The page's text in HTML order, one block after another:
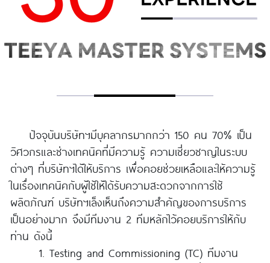
ปัจจุบันบริษัทฯมีบุคลากรมากกว่า 150 คน 70% เป็น
วิศวกรและช่างเทคนิคที่มีความรู้ ความเชี่ยวชาญในระบบ
ต่างๆ ที่บริษัทฯได้ให้บริการ เพื่อคอยช่วยเหลือและให้ความรู้
ในเรื่องเทคนิคกับผู้ใช้ให้ได้รับความสะดวกจากการใช้
ผลิตภัณฑ์ บริษัทฯเล็งเห็นถึงความสำคัญของการบริการ
เป็นอย่างมาก จึงมีทีมงาน 2 ทีมหลักไว้คอยบริการให้กับ
ท่าน ดังนี้
1. Testing and Commissioning (TC) ทีมงาน